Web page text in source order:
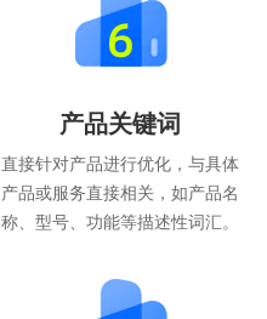
产品关键词
直接针对产品进行优化，与具体
产品或服务直接相关，如产品名
称、型号、功能等描述性词汇。